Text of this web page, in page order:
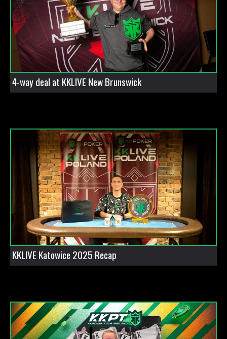
4-way deal at KKLIVE New Brunswick
KKLIVE Katowice 2025 Recap